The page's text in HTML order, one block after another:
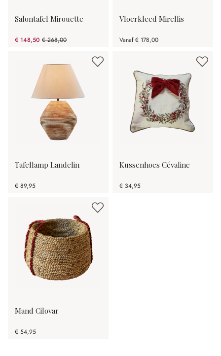
Salontafel Mirouette
€ 148,50 € 268,00
(44.59% gespart)
Vloerkleed Mirellis
Vanaf € 178,00
Tafellamp Landelin
€ 89,95
Kussenhoes Cévaline
€ 34,95
Mand Cilovar
€ 54,95